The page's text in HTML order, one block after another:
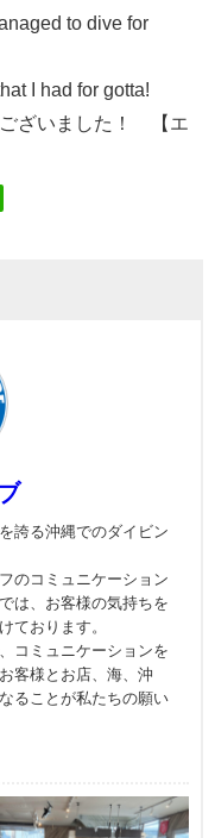
to dive for
I had for gotta!
ございました！ 【エ
誇る沖縄でのダイビン
のコミュニケーション
は、お客様の気持ちを
ております。
コミュニケーションを
客様とお店、海、沖
ることが私たちの願い